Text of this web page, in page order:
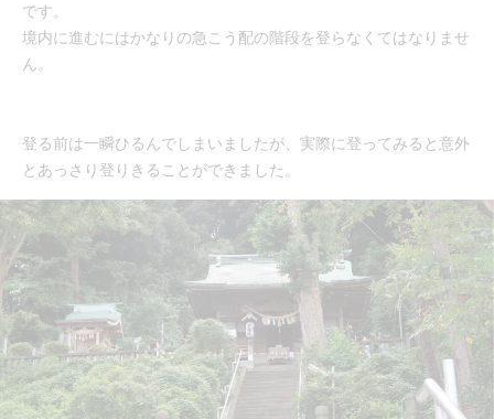
です。
境内に進むにはかなりの急こう配の階段を登らなくてはなりませ
ん。
登る前は一瞬ひるんでしまいましたが、実際に登ってみると意外
とあっさり登りきることができました。